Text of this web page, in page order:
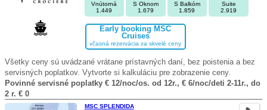
Vnútorná
1.449
S Oknom
1.679
S Balkóm
1.859
Suite
2.919
Early booking MSC
Cruises
včasná rezervácia za skvelé ceny
Všetky ceny sú uvádzané vrátane prístavných daní, bez poistenia a bez
servisných poplatkov. Vytvorte si kalkuláciu pre zobrazenie ceny.
Povinné servisné poplatky € 12/noc/os. od 12r., € 6/noc/deti 2-11r., do
2 r. € 0
MSC SPLENDIDA